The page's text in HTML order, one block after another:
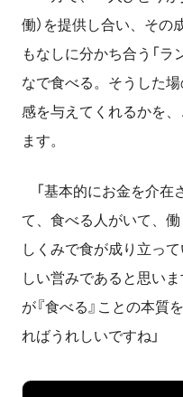
働）を提供し合い、その
もなしに分かち合う「ラ
なで食べる。そうした
感を与えてくれるかを
ます。
「基本的にお金を介在
て、食べる人がいて、
しくみで食が成り立っ
しい営みであると思い
が『食べる』ことの本質
ればうれしいですね」